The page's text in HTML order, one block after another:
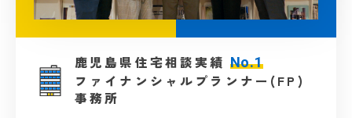
鹿児島県住宅相談実績 No.1
ファイナンシャルプランナー(FP)
事務所